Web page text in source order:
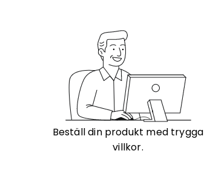
Beställ din produkt med trygga
villkor.